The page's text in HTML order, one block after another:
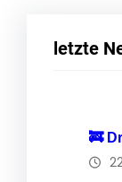
letzte
🚒